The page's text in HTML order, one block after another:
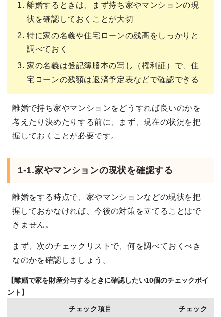
離婚するときは、まず持ち家やマンションの現
状を確認しておくことが大切
特に家の名義や住宅ローンの残高をしっかりと
調べておく
家の名義は登記簿謄本の写し（権利証）で、住
宅ローンの残額は返済予定表などで確認できる
離婚で持ち家やマンションをどうすれば良いのかを
考えたり決めたりする前に、まず、現在の状況を把
握しておくことが必要です。
1-1.家やマンションの現状を確認する
離婚をする時点で、家やマンションなどの現状を把
握しておかなければ、今後の対策を立てることはで
きません。
まず、次のチェックリストで、何を調べておくべき
なのかを確認しましょう。
【離婚で家を財産分与するときに確認したい10個のチェックポイ
ント】
チェック項目 チェック